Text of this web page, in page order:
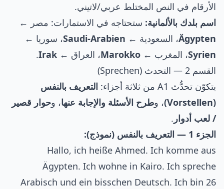
الأرقام في النص المختلط عربي/لاتيني.
اسم بلدك بالألمانية: ستحتاجه في الاستمارات: مصر ←
Ägypten، السعودية ← Saudi-Arabien، سوريا ←
Syrien، المغرب ← Marokko، العراق ← Irak
.
القسم 2 — التحدث (Sprechen)
يتكوّن تحدُّث A1 من ثلاثة أجزاء:
التعريف بالنفس
(Vorstellen)
، وطرح الأسئلة والإجابة عنها، وحوار قصير
/ لعب أدوار .
الجزء 1 — التعريف بالنفس (نموذج):
Hallo, ich heiße Ahmed. Ich komme aus
Ägypten. Ich wohne in Kairo. Ich spreche
Arabisch und ein bisschen Deutsch. Ich bin 26